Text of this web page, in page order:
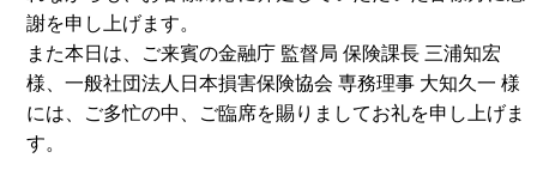
謝を申し上げます。
また本日は、ご来賓の金融庁 監督局 保険課長 三浦知宏
様、一般社団法人日本損害保険協会 専務理事 大知久一 様
には、ご多忙の中、ご臨席を賜りましてお礼を申し上げま
す。